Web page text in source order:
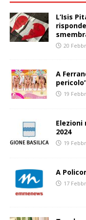
L’Isis
20
A
19
Elezioni
2024
19
A
17